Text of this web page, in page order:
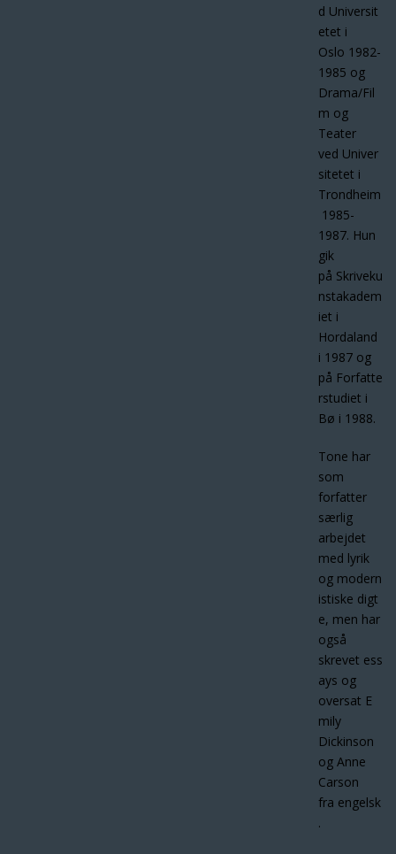
d Universit
etet i
Oslo 1982-
1985 og
Drama/Fil
m og
Teater
ved Univer
sitetet i
Trondheim
1985-
1987. Hun
gik
på Skriveku
nstakadem
iet i
Hordaland
i 1987 og
på Forfatte
rstudiet i
Bø i 1988.
Tone har
som
forfatter
særlig
arbejdet
med lyrik
og modern
istiske digt
e, men har
også
skrevet ess
ays og
oversat E
mily
Dickinson
og Anne
Carson
fra engelsk
.